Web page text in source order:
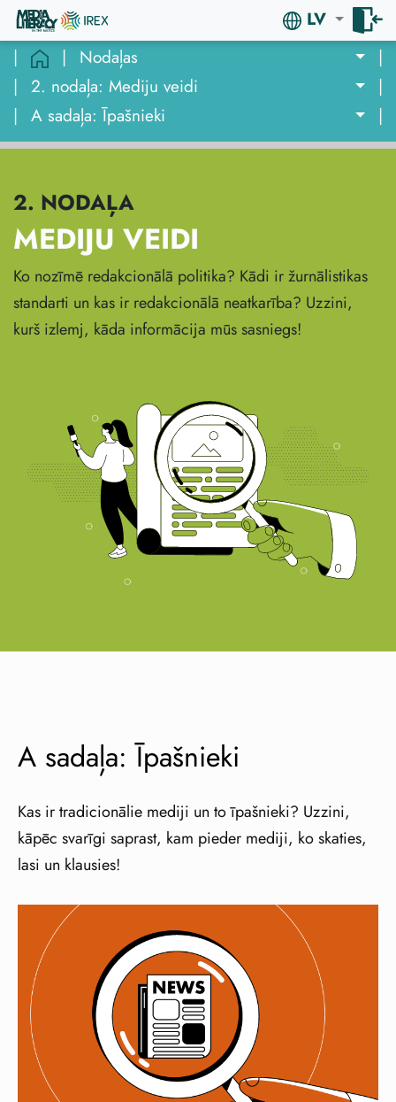
LV
|
| Nodaļas
|
| 2. nodaļa: Mediju veidi
|
| A sadaļa: Īpašnieki |
2. NODAĻA
MEDIJU VEIDI
Ko nozīmē redakcionālā politika? Kādi ir žurnālistikas
standarti un kas ir redakcionālā neatkarība? Uzzini,
kurš izlemj, kāda informācija mūs sasniegs!
A sadaļa: Īpašnieki
Kas ir tradicionālie mediji un to īpašnieki? Uzzini,
kāpēc svarīgi saprast, kam pieder mediji, ko skaties,
lasi un klausies!